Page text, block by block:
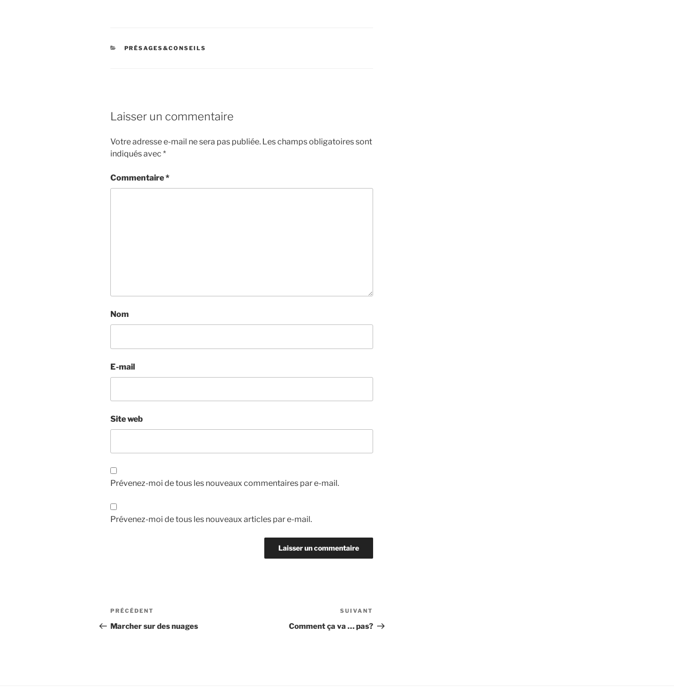
CATÉGORIES
PRÉSAGES&CONSEILS
Laisser un commentaire
Votre adresse e-mail ne sera pas publiée. Les champs obligatoires sont
indiqués avec *
Commentaire*
Nom
E-mail
Site web
Prévenez-moi de tous les nouveaux commentaires par e-mail.
Prévenez-moi de tous les nouveaux articles par e-mail.
Navigation
de
Article
précédent
PRÉCÉDENT
Marcher sur des nuages
suivant
SUIVANT
Comment ça va … pas?